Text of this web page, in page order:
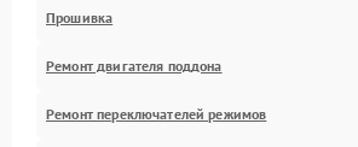
Прошивка
Ремонт двигателя поддона
Ремонт переключателей режимов